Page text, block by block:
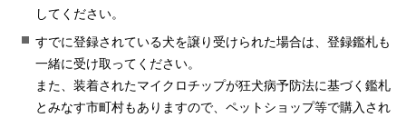
してください。
すでに登録されている犬を譲り受けられた場合は、登録鑑札も
一緒に受け取ってください。
また、装着されたマイクロチップが狂犬病予防法に基づく鑑札
とみなす市町村もありますので、ペットショップ等で購入され